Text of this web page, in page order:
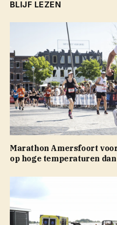
BLIJF LEZEN
Marathon Amersfoort
op hoge temperaturen